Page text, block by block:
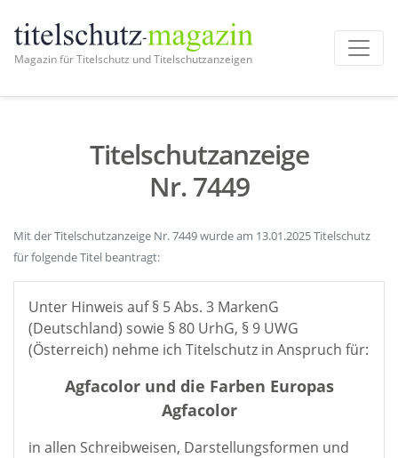
Magazin für Titelschutz und Titelschutzanzeigen
Titelschutzanzeige
Nr. 7449
Mit der Titelschutzanzeige Nr. 7449 wurde am 13.01.2025 Titelschutz
für folgende Titel beantragt:
Unter Hinweis auf § 5 Abs. 3 MarkenG
(Deutschland) sowie § 80 UrhG, § 9 UWG
(Österreich) nehme ich Titelschutz in Anspruch für:
Agfacolor und die Farben Europas
Agfacolor
in allen Schreibweisen, Darstellungsformen und